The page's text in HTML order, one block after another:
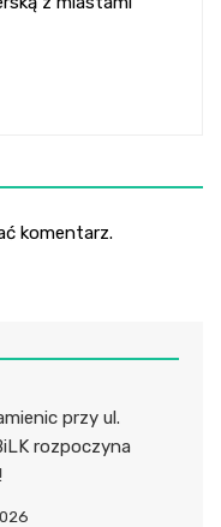
komentarz.
przy ul.
rozpoczyna